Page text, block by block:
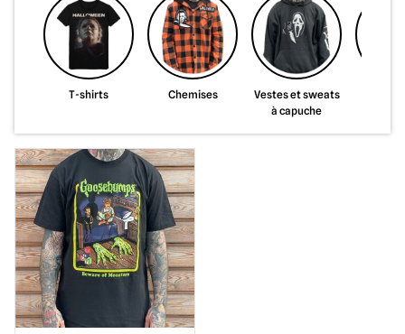
T-shirts Chemises
Vestes et sweats
à capuche